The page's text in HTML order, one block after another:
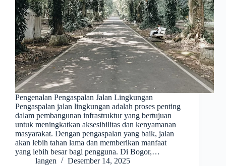
Pengenalan Pengaspalan Jalan Lingkungan
Pengaspalan jalan lingkungan adalah proses penting
dalam pembangunan infrastruktur yang bertujuan
untuk meningkatkan aksesibilitas dan kenyamanan
masyarakat. Dengan pengaspalan yang baik, jalan
akan lebih tahan lama dan memberikan manfaat
yang lebih besar bagi pengguna. Di Bogor,…
langen
Desember 14, 2025